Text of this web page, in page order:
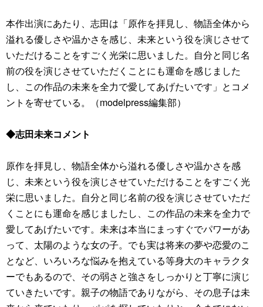
本作出演にあたり、志田は「原作を拝見し、物語全体から
溢れる優しさや温かさを感じ、未来という役を演じさせて
いただけることをすごく光栄に思いました。自分と同じ名
前の役を演じさせていただくことにも運命を感じました
し、この作品の未来を全力で愛してあげたいです」とコメ
ントを寄せている。（modelpress編集部）
◆志田未来コメント
原作を拝見し、物語全体から溢れる優しさや温かさを感
じ、未来という役を演じさせていただけることをすごく光
栄に思いました。自分と同じ名前の役を演じさせていただ
くことにも運命を感じましたし、この作品の未来を全力で
愛してあげたいです。未来は本当にまっすぐでパワーがあ
って、太陽のような女の子。でも実は将来の夢や恋愛のこ
となど、いろいろな悩みを抱えている等身大のキャラクタ
ーでもあるので、その弱さと強さをしっかりと丁寧に演じ
ていきたいです。親子の物語でありながら、その息子は未